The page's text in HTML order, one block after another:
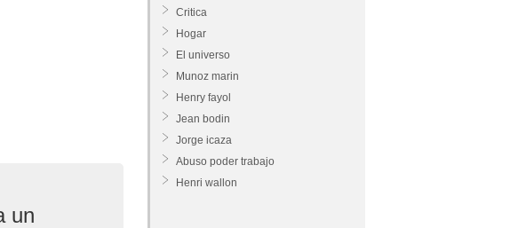
un
Critica
Hogar
El universo
Munoz marin
Henry fayol
Jean bodin
Jorge icaza
Abuso poder trabajo
Henri wallon